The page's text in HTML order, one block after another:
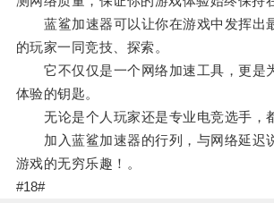
蓝鲨加速器可以让你在游戏中发挥出
的玩家一同竞技、探索。
它不仅仅是一个网络加速工具，更是
体验的钥匙。
无论是个人玩家还是专业电竞选手，都
加入蓝鲨加速器的行列，与网络延迟
游戏的无穷乐趣！。
#18#